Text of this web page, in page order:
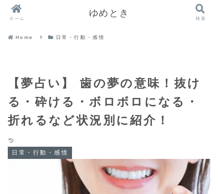
Home 日常・行動・感情
【夢占い】 歯の夢の意味！抜け
る・砕ける・ボロボロになる・
折れるなど状況別に紹介！
日常・行動・感情
ホーム ゆめとき 検索